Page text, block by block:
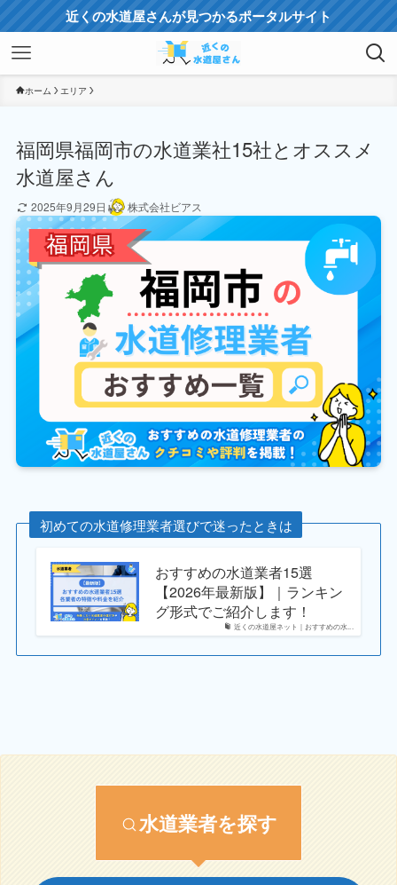
近くの水道屋さんが見つかるポータルサイト
ホーム エリア
福岡県福岡市の水道業社15社とオススメ
水道屋さん
2025年9月29日 株式会社ビアス
初めての水道修理業者選びで迷ったときは
近くの水道屋ネット｜おすすめの水...
おすすめの水道業者15選
【2026年最新版】｜ランキン
グ形式でご紹介します！
水道業者を探す